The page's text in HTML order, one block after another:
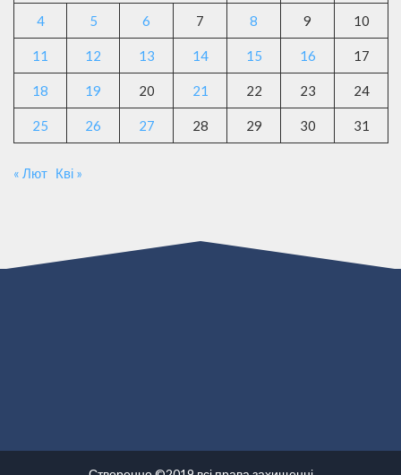
4 5 6 7 8 9 10
11 12 13 14 15 16 17
18 19 20 21 22 23 24
25 26 27 28 29 30 31
« Лют Кві »